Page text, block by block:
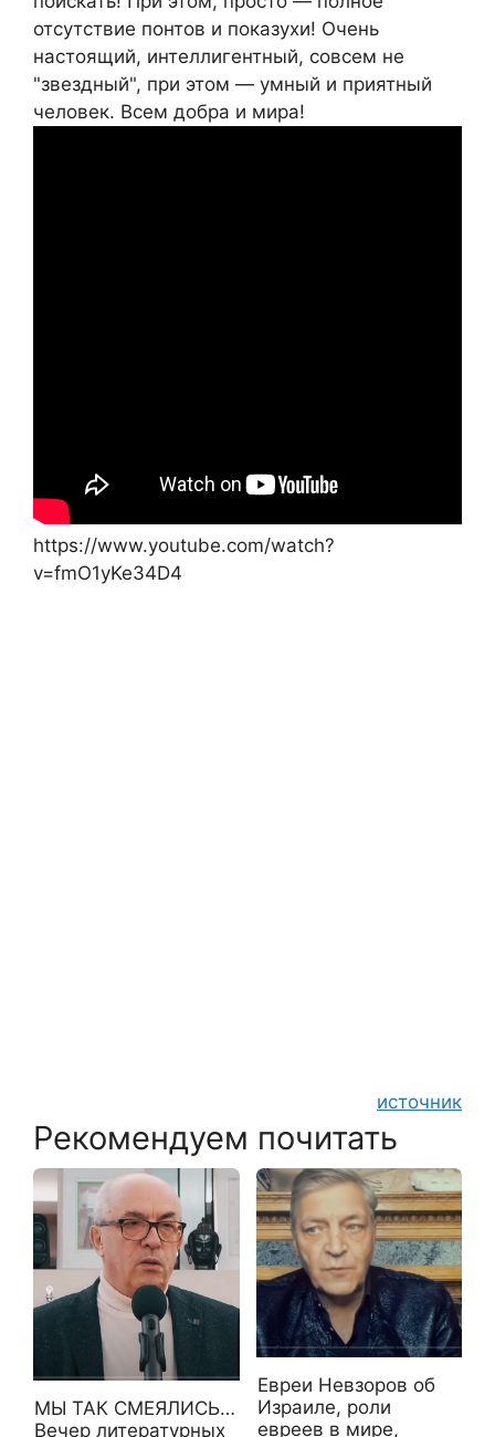
отсутствие понтов и показухи! Очень
настоящий, интеллигентный, совсем не
"звездный", при этом — умный и приятный
человек. Всем добра и мира!
https://www.youtube.com/watch?
v=fmO1yKe34D4
источник
Рекомендуем почитать
МЫ ТАК СМЕЯЛИСЬ…
Вечер литературных
Евреи Невзоров об
Израиле, роли
евреев в мире,